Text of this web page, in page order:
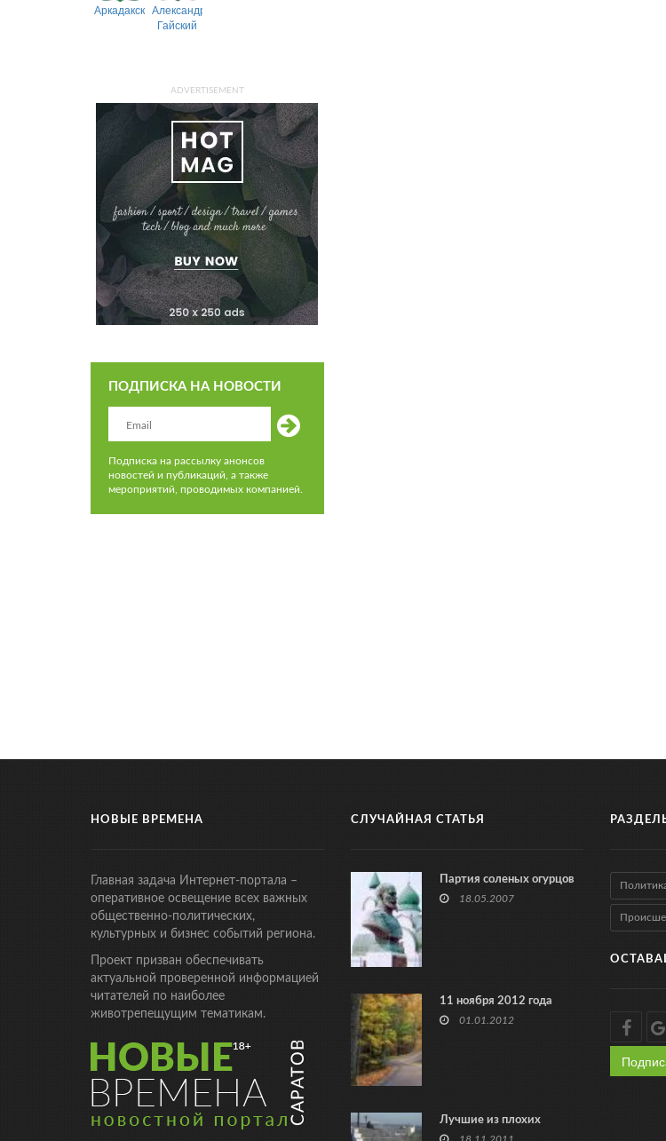
АркадакскийАлександрово-
Гайский
ADVERTISEMENT
ПОДПИСКА НА НОВОСТИ
Подписка на рассылку анонсов
новостей и публикаций, а также
мероприятий, проводимых компанией.
НОВЫЕ ВРЕМЕНА
Главная задача Интернет-портала –
оперативное освещение всех важных
общественно-политических,
культурных и бизнес событий региона.
Проект призван обеспечивать
актуальной проверенной информацией
читателей по наиболее
животрепещущим тематикам.
СЛУЧАЙНАЯ СТАТЬЯ
Партия соленых огурцов
18.05.2007
11 ноября 2012 года
01.01.2012
Лучшие из плохих